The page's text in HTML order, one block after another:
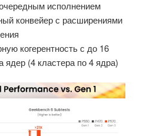
исполнением
конвейер с расширениями
когерентность с до 16
ядер (4 кластера по 4 ядра)